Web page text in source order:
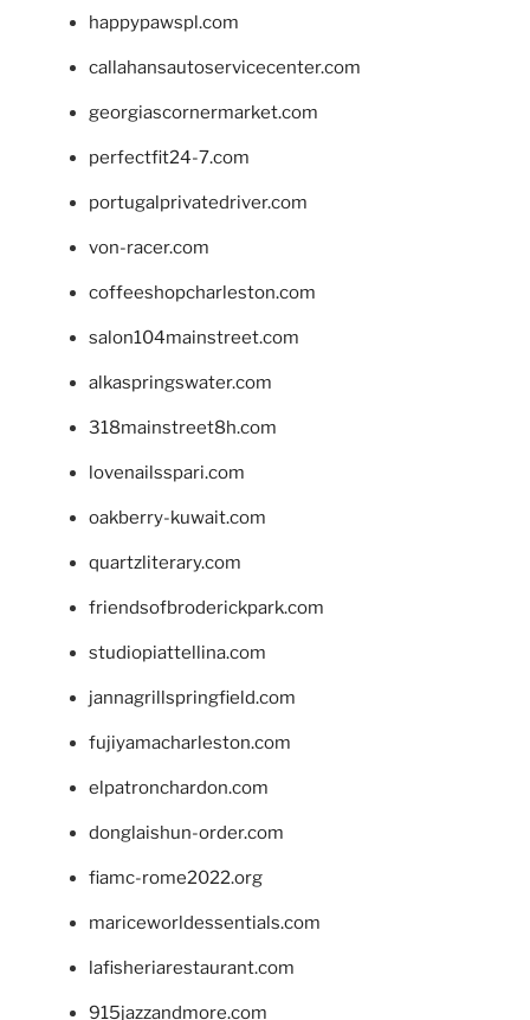
happypawspl.com
callahansautoservicecenter.com
georgiascornermarket.com
perfectfit24-7.com
portugalprivatedriver.com
von-racer.com
coffeeshopcharleston.com
salon104mainstreet.com
alkaspringswater.com
318mainstreet8h.com
lovenailsspari.com
oakberry-kuwait.com
quartzliterary.com
friendsofbroderickpark.com
studiopiattellina.com
jannagrillspringfield.com
fujiyamacharleston.com
elpatronchardon.com
donglaishun-order.com
fiamc-rome2022.org
mariceworldessentials.com
lafisheriarestaurant.com
915jazzandmore.com